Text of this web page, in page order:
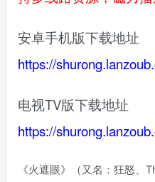
安卓手机版下载地址
https://
电视TV版下载地址
https://
《火遮眼》（又名：狂怒、